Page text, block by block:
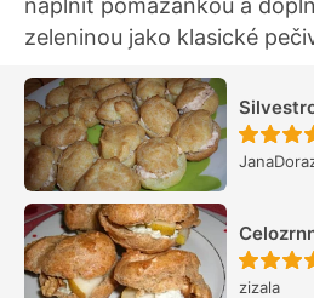
naplnit pomazánkou a
zeleninou jako klasické
zizala